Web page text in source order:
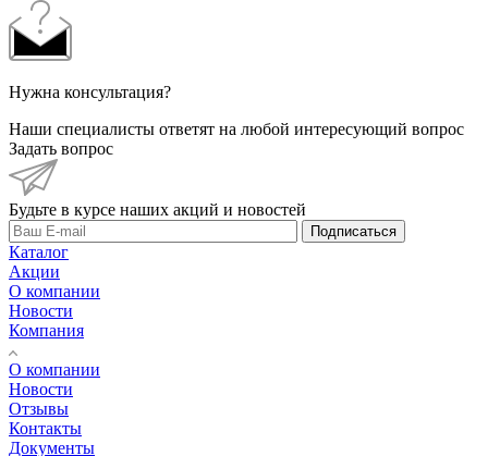
Нужна консультация?
Наши специалисты ответят на любой интересующий вопрос
Задать вопрос
Будьте в курсе наших акций и новостей
Подписаться
Каталог
Акции
О компании
Новости
Компания
О компании
Новости
Отзывы
Контакты
Документы